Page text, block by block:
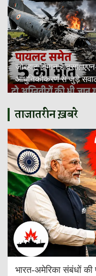
जोरहाट विमान हादसा:
आधुनिकीकरण से जुड़े
ताजातरीन ख़बरे
भारत-अमेरिका संबंधों की